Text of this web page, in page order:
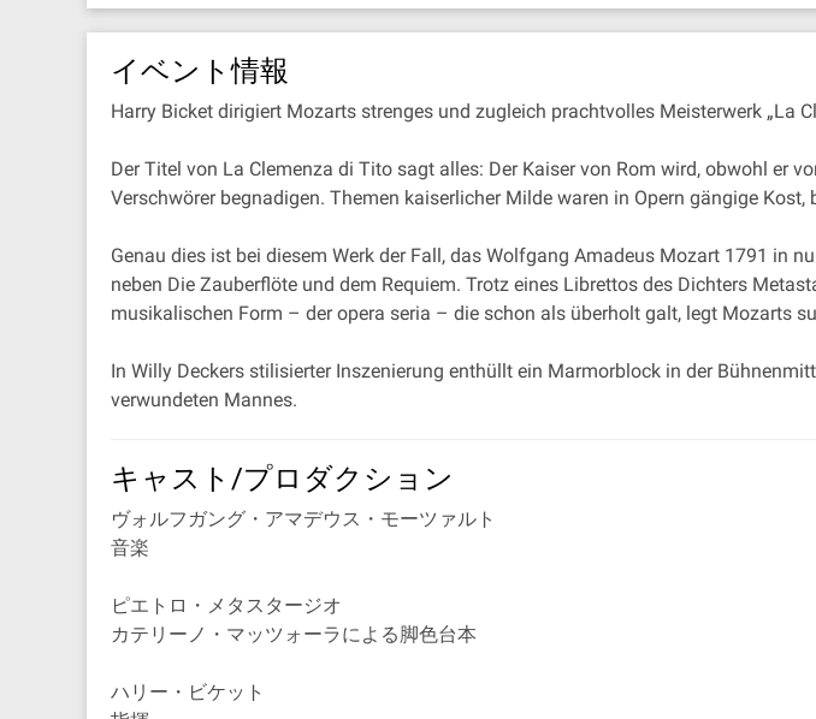
イベント情報
Harry Bicket dirigiert Mozarts strenges und zugleich prachtvolles Meisterwerk „La
Der Titel von La Clemenza di Tito sagt alles: Der Kaiser von Rom wird, obwohl er
Verschwörer begnadigen. Themen kaiserlicher Milde waren in Opern gängige
Genau dies ist bei diesem Werk der Fall, das Wolfgang Amadeus Mozart 1791 in
neben Die Zauberflöte und dem Requiem. Trotz eines Librettos des Dichters
musikalischen Form – der opera seria – die schon als überholt galt, legt Mozarts
In Willy Deckers stilisierter Inszenierung enthüllt ein Marmorblock in der
verwundeten Mannes.
キャスト/プロダクション
ヴォルフガング・アマデウス・モーツァルト
音楽
ピエトロ・メタスタージオ
カテリーノ・マッツォーラによる脚色台本
ハリー・ビケット